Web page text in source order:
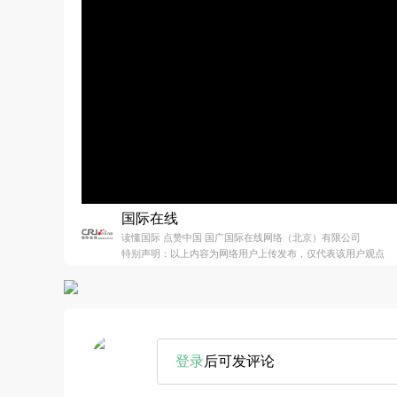
国际在线
读懂国际 点赞中国 国广国际在线网络（北京）有限公司
特别声明：以上内容为网络用户上传发布，仅代表该用户观点
登录后可发评论